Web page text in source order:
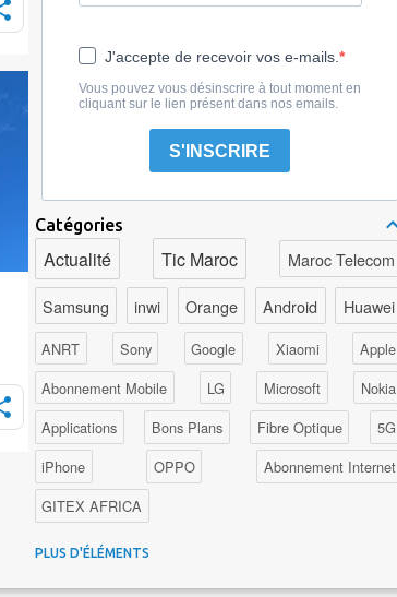
J'accepte de recevoir vos e-mails.
Vous pouvez vous désinscrire à tout moment en
cliquant sur le lien présent dans nos emails.
S'INSCRIRE
Catégories
Actualité Tic Maroc Maroc Telecom
Samsung inwi Orange Android Huawei
ANRT Sony Google Xiaomi
Apple
Abonnement Mobile
LG Microsoft
Nokia
Applications
Bons Plans Fibre Optique
5G
iPhone
OPPO
Abonnement Internet
GITEX AFRICA
4G au Maroc
Intelligence Artificielle
Cybersécurité
PLUS D'ÉLÉMENTS